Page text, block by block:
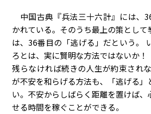
中国古典『兵法三十六計』には、
かれている。そのうち最上の策として
は、36番目の「逃げる」だという。
ろとは、実に賢明な方法ではないか
残らなければ続きの人生が約束され
が不安を和らげる方法も、「逃げる」
い。不安からしばらく距離を置けば、
せる時間を稼ぐことができる。